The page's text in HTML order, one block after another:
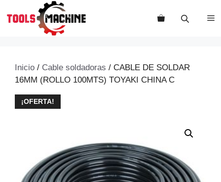
Inicio / Cable soldadoras / CABLE DE SOLDAR
16MM (ROLLO 100MTS) TOYAKI CHINA C
¡OFERTA!